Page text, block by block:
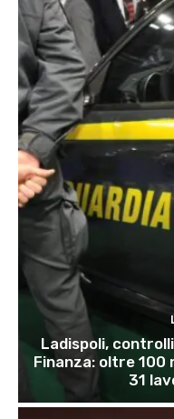
Ladispoli,
Finanza: oltre
31